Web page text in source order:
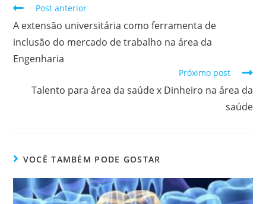
Post anterior
A extensão universitária como ferramenta de
inclusão do mercado de trabalho na área da
Engenharia
Próximo post
Talento para área da saúde x Dinheiro na área da
saúde
VOCÊ TAMBÉM PODE GOSTAR